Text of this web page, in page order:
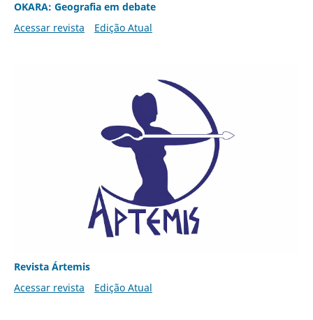
OKARA: Geografia em debate
Acessar revista
Edição Atual
Revista Ártemis
Acessar revista
Edição Atual